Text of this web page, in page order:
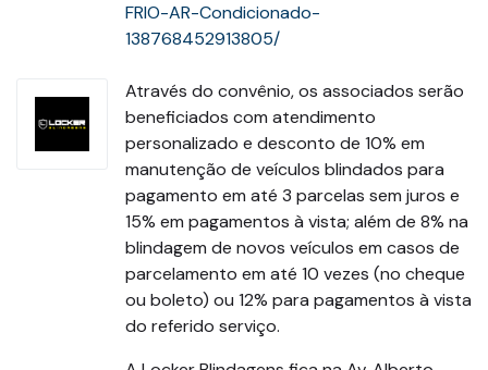
FRIO-AR-Condicionado-
138768452913805/
Através do convênio, os associados serão
beneficiados com atendimento
personalizado e desconto de 10% em
manutenção de veículos blindados para
pagamento em até 3 parcelas sem juros e
15% em pagamentos à vista; além de 8% na
blindagem de novos veículos em casos de
parcelamento em até 10 vezes (no cheque
ou boleto) ou 12% para pagamentos à vista
do referido serviço.